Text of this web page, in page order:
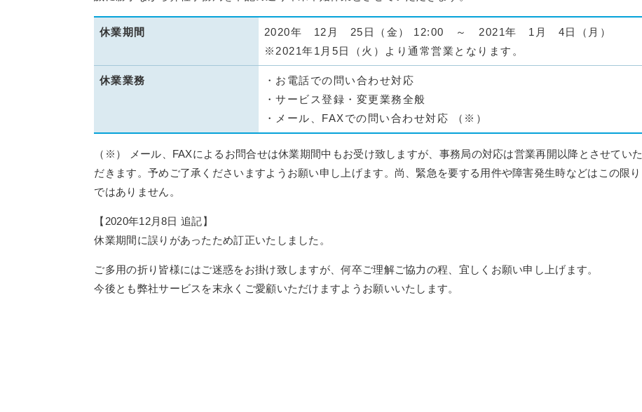
休業期間
2020年 12月 25日（金） 12:00 ～ 2021年 1月 4日（月）
※2021年1月5日（火）より通常営業となります。
休業業務
・お電話での問い合わせ対応
・サービス登録・変更業務全般
・メール、FAXでの問い合わせ対応 （※）
（※） メール、FAXによるお問合せは休業期間中もお受け致しますが、事務局の対応は営業再開以降とさせていた
だきます。予めご了承くださいますようお願い申し上げます。尚、緊急を要する用件や障害発生時などはこの限り
ではありません。
【2020年12月8日 追記】
休業期間に誤りがあったため訂正いたしました。
ご多用の折り皆様にはご迷惑をお掛け致しますが、何卒ご理解ご協力の程、宜しくお願い申し上げます。
今後とも弊社サービスを末永くご愛顧いただけますようお願いいたします。